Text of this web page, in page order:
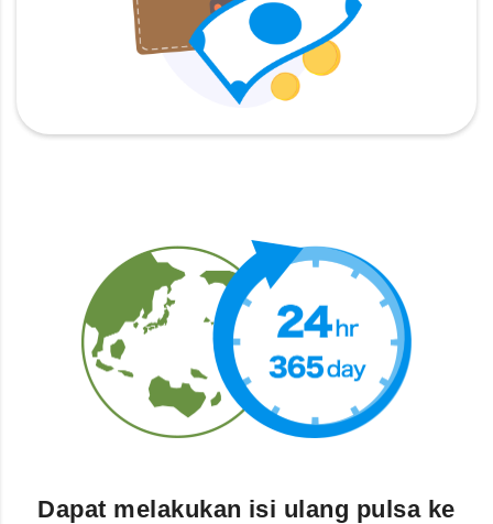
Dapat melakukan isi ulang pulsa ke